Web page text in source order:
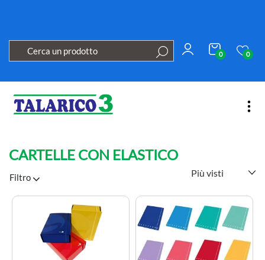
0 0
CARTELLE CON ELASTICO
Filtro